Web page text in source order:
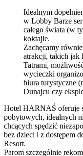
Idealnym
w Lobby Barze
całego świata (w
koktajle.
Zachęcamy
atrakcji, takich jak
Tatrami,
wycieczki
biura turystyczne
Dunajcu czy
Hotel HARNAŚ oferuje
pobytowych, idealnych
chcących spędzić
bez dzieci i z dostępem
Resort.
Parom szczególnie